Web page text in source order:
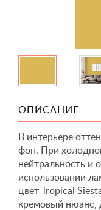
ОПИСАНИЕ
В интерьере
фон. При
нейтральность и
использовании
цвет Tropical
кремовый нюанс,